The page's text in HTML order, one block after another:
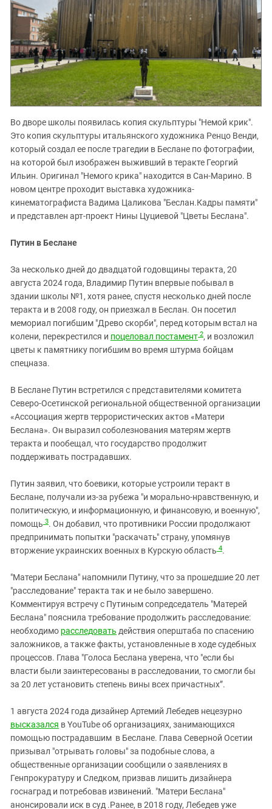
Во дворе школы появилась копия скульптуры "Немой крик".
Это копия скульптуры итальянского художника Ренцо Венди,
который создал ее после трагедии в Беслане по фотографии,
на которой был изображен выживший в теракте Георгий
Ильин. Оригинал "Немого крика" находится в Сан-Марино. В
новом центре проходит выставка художника-
кинематографиста Вадима Цаликова "Беслан.Кадры памяти"
и представлен арт-проект Нины Цуциевой "Цветы Беслана".
Путин в Беслане
За несколько дней до двадцатой годовщины теракта, 20
августа 2024 года, Владимир Путин впервые побывал в
здании школы №1, хотя ранее, спустя несколько дней после
теракта и в 2008 году, он приезжал в Беслан. Он посетил
мемориал погибшим "Древо скорби", перед которым встал на
колени, перекрестился и поцеловал постамент 2, и возложил
цветы к памятнику погибшим во время штурма бойцам
спецназа.
В Беслане Путин встретился с представителями комитета
Северо-Осетинской региональной общественной организации
«Ассоциация жертв террористических актов «Матери
Беслана». Он выразил соболезнования матерям жертв
теракта и пообещал, что государство продолжит
поддерживать пострадавших.
Путин заявил, что боевики, которые устроили теракт в
Беслане, получали из-за рубежа "и морально-нравственную, и
политическую, и информационную, и финансовую, и военную",
помощь 3. Он добавил, что противники России продолжают
предпринимать попытки "раскачать" страну, упомянув
вторжение украинских военных в Курскую область 4.
"Матери Беслана" напомнили Путину, что за прошедшие 20 лет
"расследование" теракта так и не было завершено.
Комментируя встречу с Путиным сопредседатель "Матерей
Беслана" пояснила требование продолжить расследование:
необходимо расследовать действия оперштаба по спасению
заложников, а также факты, установленные в ходе судебных
процессов. Глава "Голоса Беслана уверена, что "если бы
власти были заинтересованы в расследовании, то смогли бы
за 20 лет установить степень вины всех причастных”.
1 августа 2024 года дизайнер Артемий Лебедев нецезурно
высказался в YouTube об организациях, занимающихся
помощью пострадавшим в Беслане. Глава Северной Осетии
призывал "отрывать головы" за подобные слова, а
общественные организации сообщили о заявлениях в
Генпрокуратуру и Следком, призвав лишить дизайнера
госнаград и потребовав извинений. "Матери Беслана"
анонсировали иск в суд .Ранее, в 2018 году, Лебедев уже